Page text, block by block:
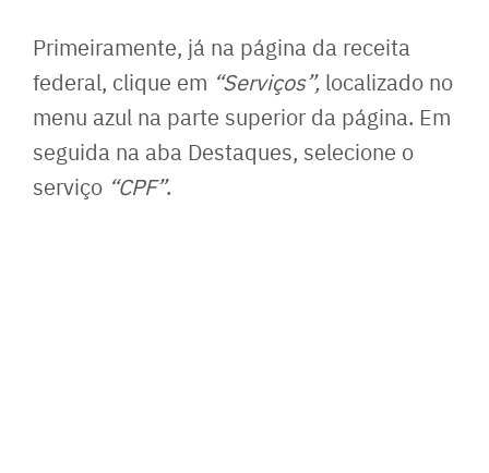
Primeiramente, já na página da receita
federal, clique em “Serviços”, localizado no
menu azul na parte superior da página. Em
seguida na aba Destaques, selecione o
serviço “CPF”.